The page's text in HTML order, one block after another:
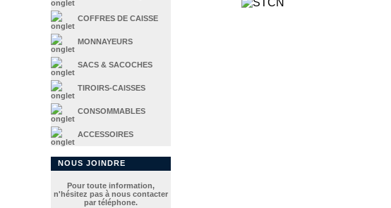
COFFRES DE CAISSE
MONNAYEURS
SACS & SACOCHES
TIROIRS-CAISSES
CONSOMMABLES
ACCESSOIRES
NOUS JOINDRE
Pour toute information,
n'hésitez pas à nous contacter
par téléphone.